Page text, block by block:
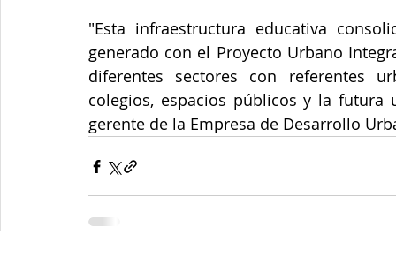
"Esta infraestructura educativa
generado con el Proyecto Urbano
diferentes sectores con referentes
colegios, espacios públicos y la
gerente de la Empresa de Desarrollo